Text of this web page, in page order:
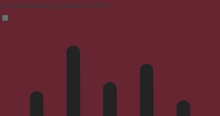
Focused browsing, distraction-free